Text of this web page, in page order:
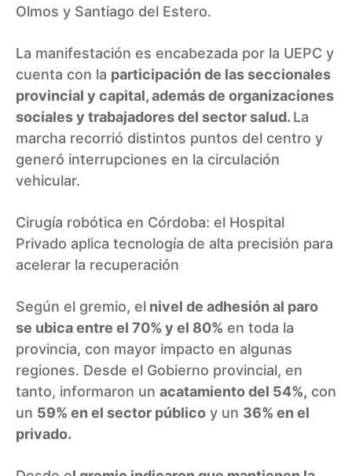
Olmos y Santiago del Estero.
La manifestación es encabezada por la UEPC y
cuenta con la participación de las seccionales
provincial y capital, además de organizaciones
sociales y trabajadores del sector salud. La
marcha recorrió distintos puntos del centro y
generó interrupciones en la circulación
vehicular.
Cirugía robótica en Córdoba: el Hospital
Privado aplica tecnología de alta precisión para
acelerar la recuperación
Según el gremio, el nivel de adhesión al paro
se ubica entre el 70% y el 80% en toda la
provincia, con mayor impacto en algunas
regiones. Desde el Gobierno provincial, en
tanto, informaron un acatamiento del 54%, con
un 59% en el sector público y un 36% en el
privado.